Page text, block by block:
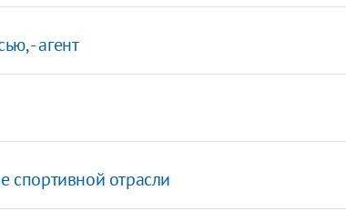
- агент
спортивной отрасли